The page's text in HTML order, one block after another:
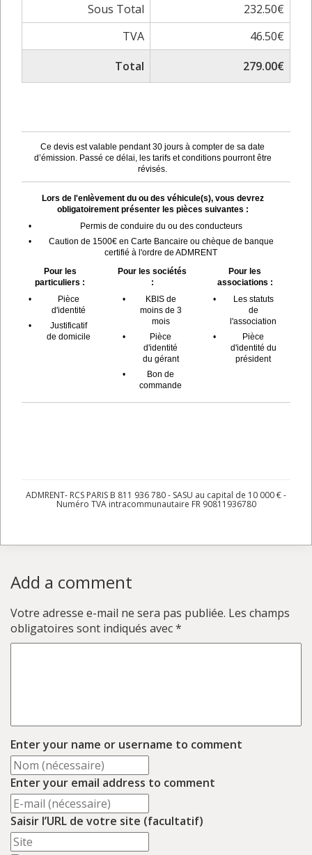
Sous Total
232.50€
TVA
46.50€
Total
279.00€
Ce devis est valable pendant 30 jours à compter de sa date
d’émission. Passé ce délai, les tarifs et conditions pourront être
révisés.
Lors de l'enlèvement du ou des véhicule(s), vous devrez
obligatoirement présenter les pièces suivantes :
•
Permis de conduire du ou des conducteurs
•
Caution de 1500€ en Carte Bancaire ou chèque de banque
certifié à l'ordre de ADMRENT
Pour les
particuliers :
•
Pièce
d'identité
•
Justificatif
de domicile
Pour les sociétés
:
•
KBIS de
moins de 3
mois
•
Pièce
d'identité
du gérant
•
Bon de
commande
Pour les
associations :
•
Les statuts
de
l'association
•
Pièce
d'identité du
président
ADMRENT- RCS PARIS B 811 936 780 - SASU au capital de 10 000 € -
Numéro TVA intracommunautaire FR 90811936780
Add a comment
Votre adresse e-mail ne sera pas publiée. Les champs
obligatoires sont indiqués avec*
Enter your name or username to comment
Enter your email address to comment
Saisir l’URL de votre site (facultatif)